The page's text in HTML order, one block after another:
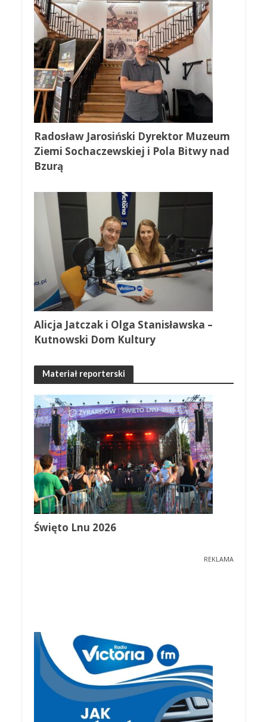
Radosław Jarosiński Dyrektor Muzeum
Ziemi Sochaczewskiej i Pola Bitwy nad
Bzurą
Alicja Jatczak i Olga Stanisławska –
Kutnowski Dom Kultury
Materiał reporterski
Święto Lnu 2026
REKLAMA